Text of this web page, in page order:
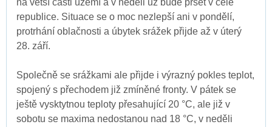
na vetší části území a v neděli už bude pršet v celé
republice. Situace se o moc nezlepší ani v pondělí,
protrhání oblačnosti a úbytek srážek přijde až v úterý
28. září.
Společně se srážkami ale přijde i výrazný pokles teplot,
spojený s přechodem již zmíněné fronty. V pátek se
ještě vysktytnou teploty přesahující 20 °C, ale již v
sobotu se maxima nedostanou nad 18 °C, v neděli